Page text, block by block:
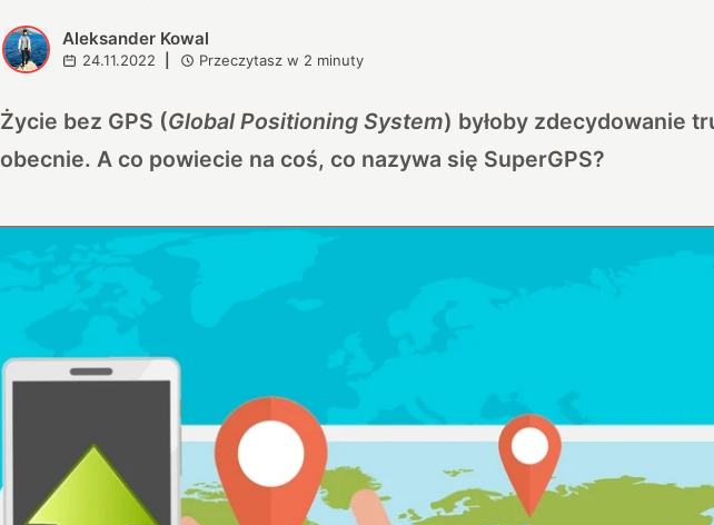
A Aleksander Kowal
24.11.2022 Przeczytasz w 2 minuty
Życie bez GPS (Global Positioning System) byłoby zdecydowanie
obecnie. A co powiecie na coś, co nazywa się SuperGPS?